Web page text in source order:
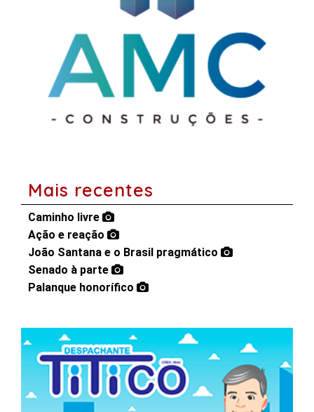
Mais recentes
Caminho livre
Ação e reação
João Santana e o Brasil pragmático
Senado à parte
Palanque honorífico